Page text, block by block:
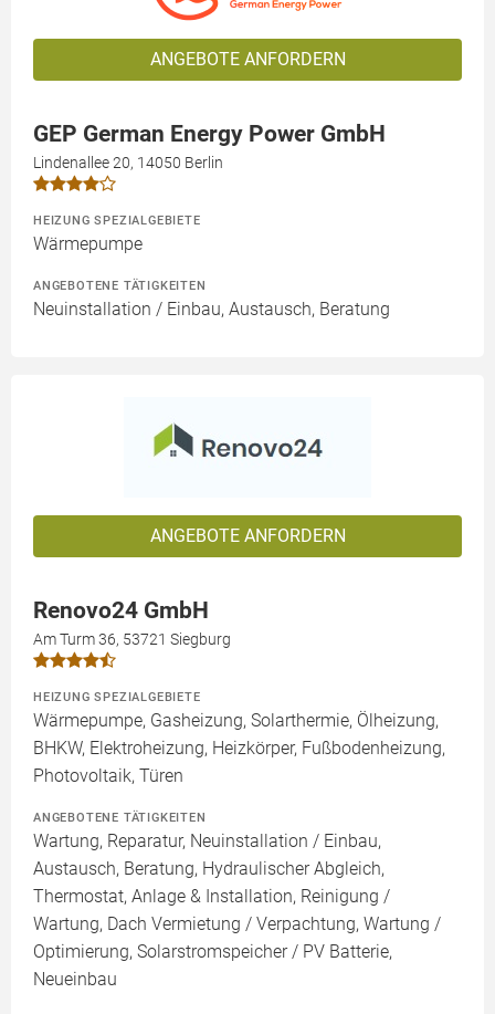
ANGEBOTE ANFORDERN
GEP German Energy Power GmbH
Lindenallee 20, 14050 Berlin
HEIZUNG SPEZIALGEBIETE
Wärmepumpe
ANGEBOTENE TÄTIGKEITEN
Neuinstallation / Einbau, Austausch, Beratung
ANGEBOTE ANFORDERN
Renovo24 GmbH
Am Turm 36, 53721 Siegburg
HEIZUNG SPEZIALGEBIETE
Wärmepumpe, Gasheizung, Solarthermie, Ölheizung,
BHKW, Elektroheizung, Heizkörper, Fußbodenheizung,
Photovoltaik, Türen
ANGEBOTENE TÄTIGKEITEN
Wartung, Reparatur, Neuinstallation / Einbau,
Austausch, Beratung, Hydraulischer Abgleich,
Thermostat, Anlage & Installation, Reinigung /
Wartung, Dach Vermietung / Verpachtung, Wartung /
Optimierung, Solarstromspeicher / PV Batterie,
Neueinbau